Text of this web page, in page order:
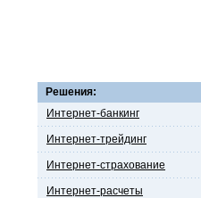
Решения:
Интернет-банкинг
Интернет-трейдинг
Интернет-страхование
Интернет-расчеты